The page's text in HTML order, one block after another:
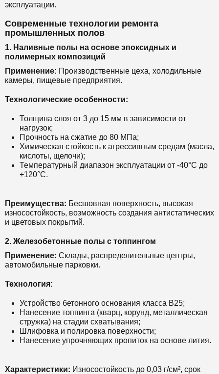
эксплуатации.
Современные технологии ремонта
промышленных полов
1. Наливные полы на основе эпоксидных и
полимерных композиций
Применение: Производственные цеха, холодильные
камеры, пищевые предприятия.
Технологические особенности:
Толщина слоя от 3 до 15 мм в зависимости от
нагрузок;
Прочность на сжатие до 80 МПа;
Химическая стойкость к агрессивным средам (масла,
кислоты, щелочи);
Температурный диапазон эксплуатации от -40°C до
+120°C.
Преимущества: Бесшовная поверхность, высокая
износостойкость, возможность создания антистатических
и цветовых покрытий.
2. Железобетонные полы с топпингом
Применение: Склады, распределительные центры,
автомобильные парковки.
Технология:
Устройство бетонного основания класса В25;
Нанесение топпинга (кварц, корунд, металлическая
стружка) на стадии схватывания;
Шлифовка и полировка поверхности;
Нанесение упрочняющих пропиток на основе лития.
Характеристики: Износостойкость до 0,03 г/см², срок